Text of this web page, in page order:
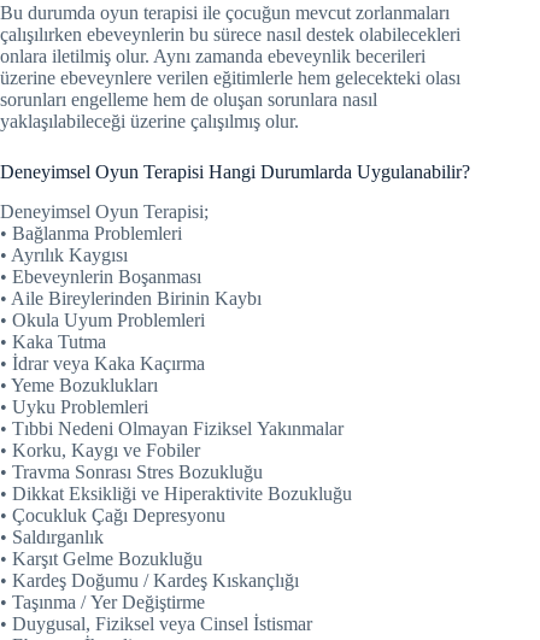
Bu durumda oyun terapisi ile çocuğun mevcut zorlanmaları
çalışılırken ebeveynlerin bu sürece nasıl destek olabilecekleri
onlara iletilmiş olur. Aynı zamanda ebeveynlik becerileri
üzerine ebeveynlere verilen eğitimlerle hem gelecekteki olası
sorunları engelleme hem de oluşan sorunlara nasıl
yaklaşılabileceği üzerine çalışılmış olur.
Deneyimsel Oyun Terapisi Hangi Durumlarda Uygulanabilir?
Deneyimsel Oyun Terapisi;
• Bağlanma Problemleri
• Ayrılık Kaygısı
• Ebeveynlerin Boşanması
• Aile Bireylerinden Birinin Kaybı
• Okula Uyum Problemleri
• Kaka Tutma
• İdrar veya Kaka Kaçırma
• Yeme Bozuklukları
• Uyku Problemleri
• Tıbbi Nedeni Olmayan Fiziksel Yakınmalar
• Korku, Kaygı ve Fobiler
• Travma Sonrası Stres Bozukluğu
• Dikkat Eksikliği ve Hiperaktivite Bozukluğu
• Çocukluk Çağı Depresyonu
• Saldırganlık
• Karşıt Gelme Bozukluğu
• Kardeş Doğumu / Kardeş Kıskançlığı
• Taşınma / Yer Değiştirme
• Duygusal, Fiziksel veya Cinsel İstismar